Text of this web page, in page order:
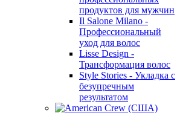
продуктов для мужчин
Il Salone Milano -
Профессиональный
уход для волос
Lisse Design -
Трансформация волос
Style Stories - Укладка с
безупречным
результатом